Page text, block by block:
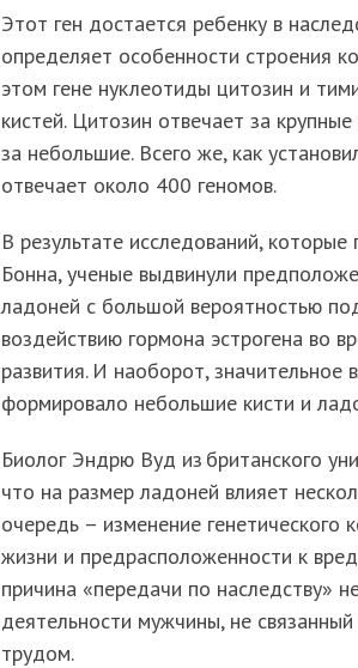
Этот ген достается ребенку в
определяет особенности строения
этом гене нуклеотиды цитозин и
кистей. Цитозин отвечает за
за небольшие. Всего же, как
отвечает около 400 геномов.
В результате исследований,
Бонна, ученые выдвинули
ладоней с большой вероятностью
воздействию гормона эстрогена во
развития. И наоборот, значительное
формировало небольшие кисти и
Биолог Эндрю Вуд из британского
что на размер ладоней влияет
очередь – изменение генетического
жизни и предрасположенности к
причина «передачи по наследству»
деятельности мужчины, не
трудом.